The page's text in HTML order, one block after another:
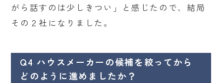
がら話すのは少しきつい」と感じたので、結局
その２社になりました。
Q4 ハウスメーカーの候補を絞ってから
どのように進めましたか？